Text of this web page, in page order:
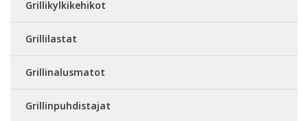
Grillikylkikehikot
Grillilastat
Grillinalusmatot
Grillinpuhdistajat